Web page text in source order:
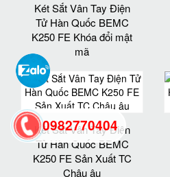
Két Sắt Vân Tay Điện
Tử Hàn Quốc BEMC
K250 FE Khóa đổi mật
mã
Két Sắt Vân Tay Điện
Tử Hàn Quốc BEMC
K250 FE Sản Xuất TC
Châu âu
0982770404